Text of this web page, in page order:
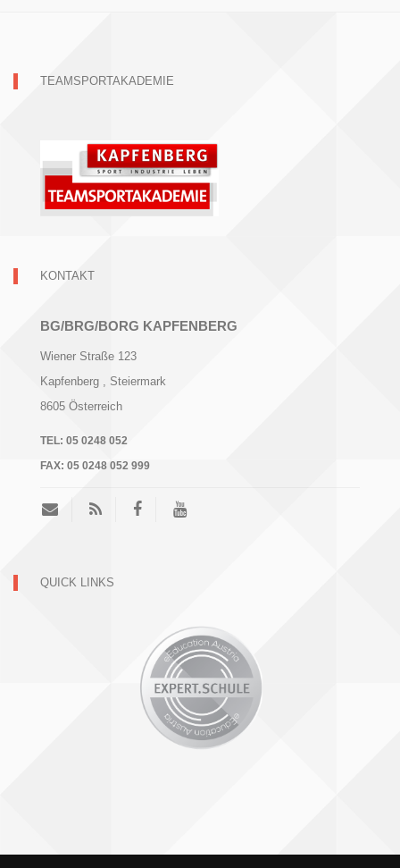
TEAMSPORTAKADEMIE
KONTAKT
BG/BRG/BORG KAPFENBERG
Wiener Straße 123
Kapfenberg
, Steiermark
8605 Österreich
TEL: 05 0248 052
FAX: 05 0248 052 999
QUICK LINKS